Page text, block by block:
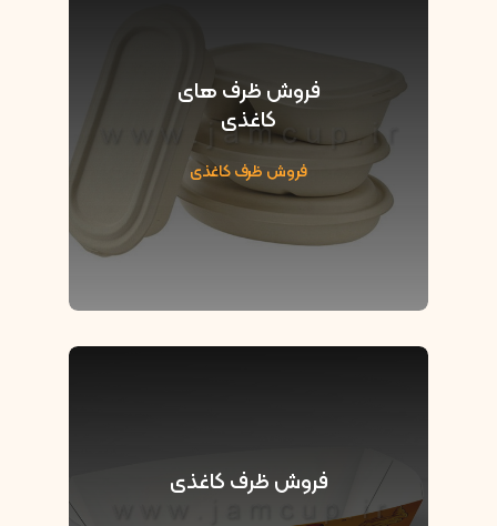
فروش ظرف های
کاغذی
فروش ظرف کاغذی
فروش ظرف کاغذی